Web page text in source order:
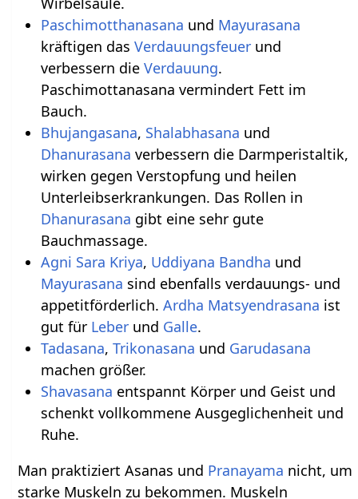
Paschimotthanasana und Mayurasana
kräftigen das Verdauungsfeuerund
verbessern die Verdauung.
Paschimottanasana vermindert Fett im
Bauch.
Bhujangasana, Shalabhasana und
Dhanurasana verbessern die Darmperistaltik,
wirken gegen Verstopfung und heilen
Unterleibserkrankungen. Das Rollen in
Dhanurasana gibt eine sehr gute
Bauchmassage.
Agni Sara Kriya, Uddiyana Bandha und
Mayurasana sind ebenfalls verdauungs- und
appetitförderlich. Ardha Matsyendrasana ist
gut für Leberund Galle.
Tadasana, Trikonasana und Garudasana
machen größer.
Shavasana entspannt Körper und Geist und
schenkt vollkommene Ausgeglichenheit und
Ruhe.
Man praktiziert Asanas und Pranayama nicht, um
starke Muskeln zu bekommen. Muskeln